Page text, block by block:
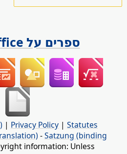
ספרים על LibreOffice
| Privacy Policy | Statutes
-Satzung (binding
information: Unless